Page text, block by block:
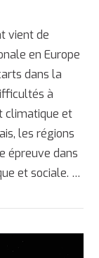
vient de
en Europe
dans la
à
climatique et
les régions
épreuve dans
et sociale. …